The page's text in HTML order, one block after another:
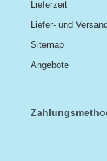
Lieferzeit
Liefer- und
Sitemap
Angebote